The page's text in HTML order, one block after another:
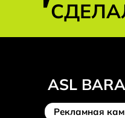
ASL
Рекламная